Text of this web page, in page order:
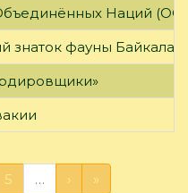
Наций
фауны Байкала»
5 … › »